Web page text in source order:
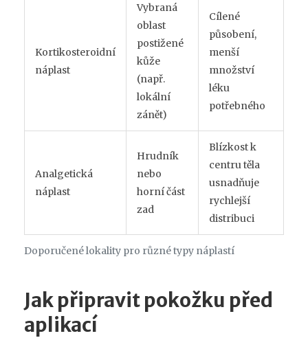
Doporučené lokality pro různé typy náplastí
Kortikosteroidní
náplast
Vybraná
oblast
postižené
kůže
(např.
lokální
zánět)
Cílené
působení,
menší
množství
léku
potřebného
Analgetická
náplast
Hrudník
nebo
horní část
zad
Blízkost k
centru těla
usnadňuje
rychlejší
distribuci
Jak připravit pokožku před
aplikací